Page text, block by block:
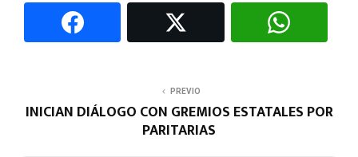
PREVIO
INICIAN DIÁLOGO CON GREMIOS ESTATALES POR
PARITARIAS